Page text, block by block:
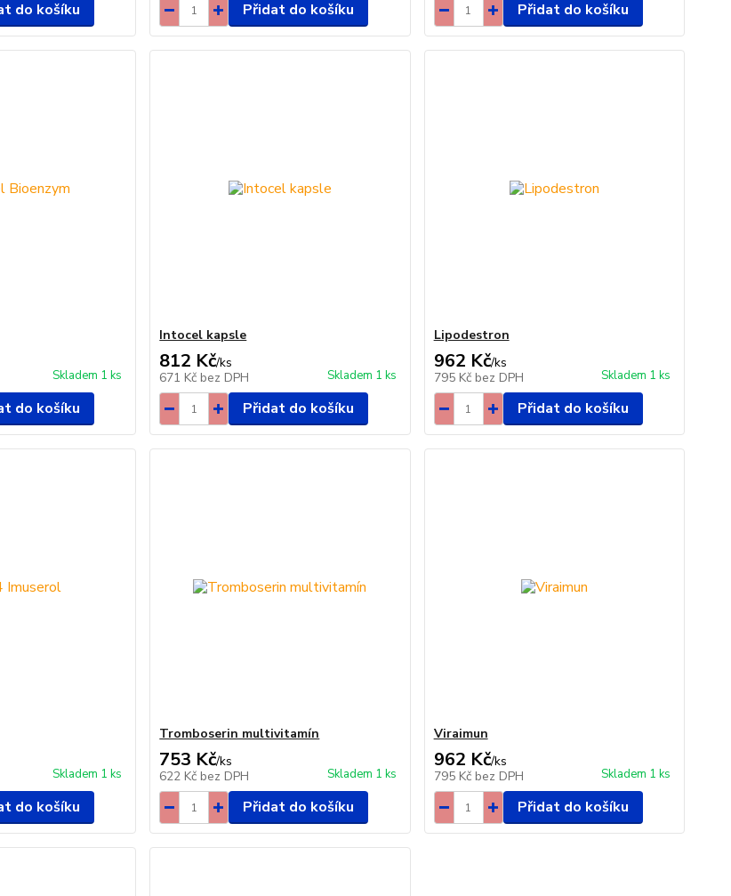
do košíku Přidat do košíku Přidat do košíku
Skladem 1 ks
do košíku
Intocel kapsle
812 Kč/ks
671 Kč bez DPH Skladem 1 ks
Přidat do košíku
Lipodestron
962 Kč/ks
795 Kč bez DPH Skladem 1 ks
Přidat do košíku
Skladem 1 ks
do košíku
Tromboserin multivitamín
753 Kč/ks
622 Kč bez DPH Skladem 1 ks
Přidat do košíku
Viraimun
962 Kč/ks
795 Kč bez DPH Skladem 1 ks
Přidat do košíku